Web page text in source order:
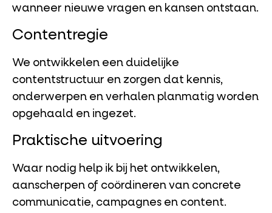
wanneer nieuwe vragen en kansen ontstaan.
Contentregie
We ontwikkelen een duidelijke
contentstructuur en zorgen dat kennis,
onderwerpen en verhalen planmatig worden
opgehaald en ingezet.
Praktische uitvoering
Waar nodig help ik bij het ontwikkelen,
aanscherpen of coördineren van concrete
communicatie, campagnes en content.